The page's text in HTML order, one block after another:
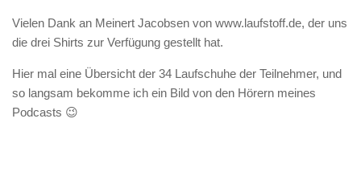
Vielen Dank an Meinert Jacobsen von www.laufstoff.de, der uns
die drei Shirts zur Verfügung gestellt hat.
Hier mal eine Übersicht der 34 Laufschuhe der Teilnehmer, und
so langsam bekomme ich ein Bild von den Hörern meines
Podcasts 😉